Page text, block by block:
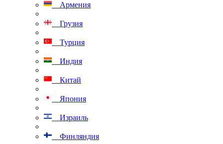
Армения
Грузия
Турция
Индия
Китай
Япония
Израиль
Финляндия